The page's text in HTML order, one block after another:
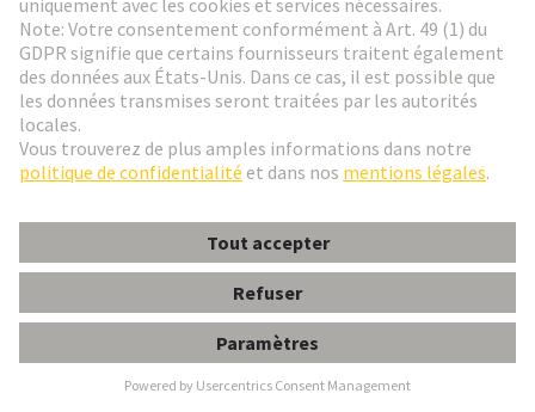
Comment les solutions de
connectivité HARTING
améliorent-elles les
performances des robots
d'assemblage ?
HARTING propose-t-il pour les
applications robotiques ?
Qu'est-ce qui rend les
solutions HARTING
les environnements